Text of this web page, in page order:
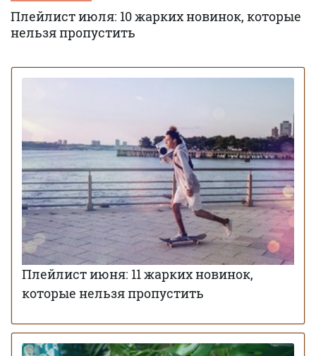
Плейлист июля: 10 жарких новинок, которые
нельзя пропустить
Плейлист июня: 11 жарких новинок,
которые нельзя пропустить